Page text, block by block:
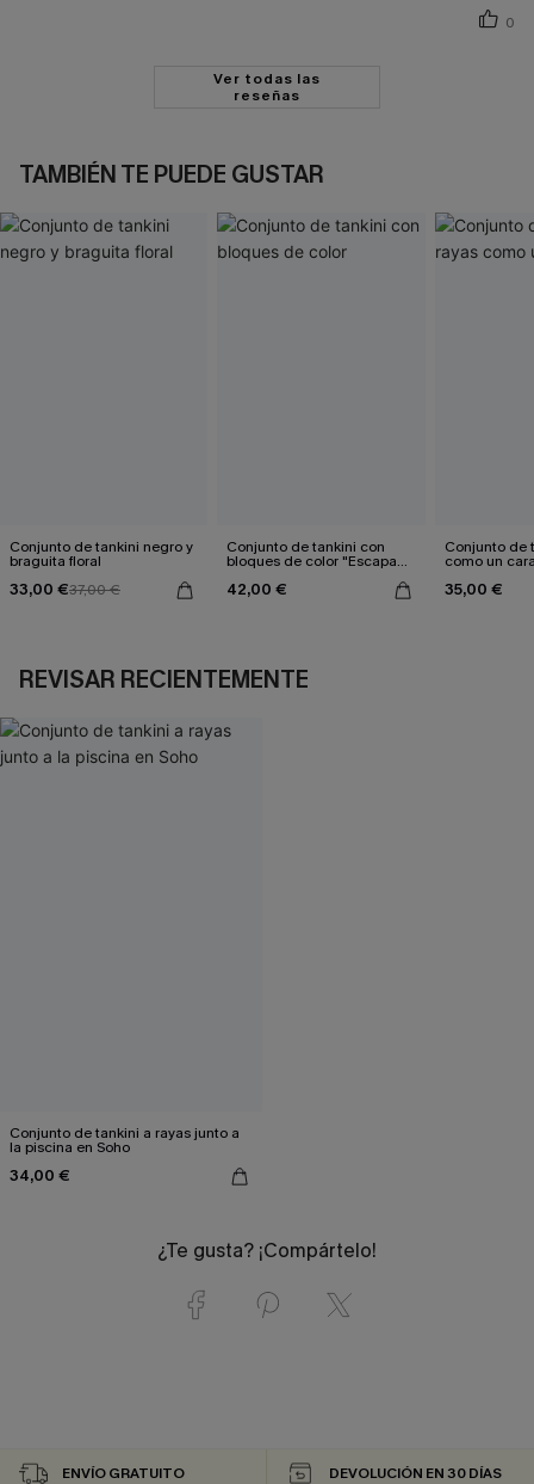
0
Ver todas las
reseñas
TAMBIÉN TE PUEDE GUSTAR
Conjunto de tankini negro y
braguita floral
33,00 €37,00 €
Conjunto de tankini con
bloques de color "Escapada
42,00 €
Conjunto de
como un
35,00 €
REVISAR RECIENTEMENTE
Conjunto de tankini a rayas junto a
la piscina en Soho
34,00 €
¿Te gusta? ¡Compártelo!
ENVÍO GRATUITO DEVOLUCIÓN EN 30 DÍAS